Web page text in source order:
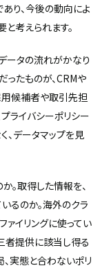
り、今後の動向によ
考えられます。
ータの流れがかなり
ったものが、CRMや
用候補者や取引先担
ライバシーポリシー
、データマップを見
。取得した情報を、
るのか。海外のクラ
ァイリングに使ってい
者提供に該当し得る
実態と合わないポリ